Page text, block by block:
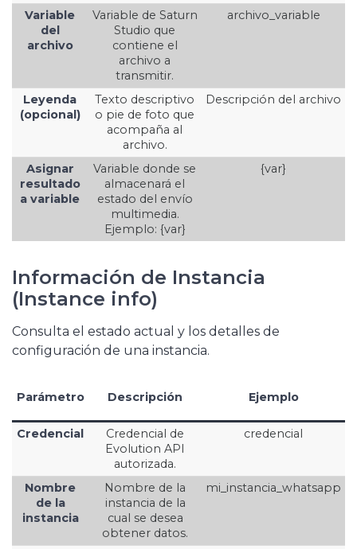
Variable
del
archivo
Variable de Saturn
Studio que
contiene el
archivo a
transmitir.
archivo_variable
Leyenda
(opcional)
Texto descriptivo
o pie de foto que
acompaña al
archivo.
Descripción del archivo
Asignar
resultado
a variable
Variable donde se
almacenará el
estado del envío
multimedia.
Ejemplo: {var}
{var}
Información de Instancia
(Instance info)
Consulta el estado actual y los detalles de
configuración de una instancia.
Parámetro Descripción Ejemplo
Credencial
Credencial de
Evolution API
autorizada.
credencial
Nombre
de la
instancia
Nombre de la
instancia de la
cual se desea
obtener datos.
mi_instancia_whatsapp